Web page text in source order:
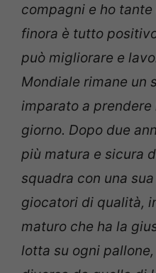
compagni e ho
finora è tutto
può migliorare e
Mondiale rimane un
imparato a
giorno. Dopo due
più matura e sicura
squadra con una
giocatori di qualità,
maturo che ha la
lotta su ogni